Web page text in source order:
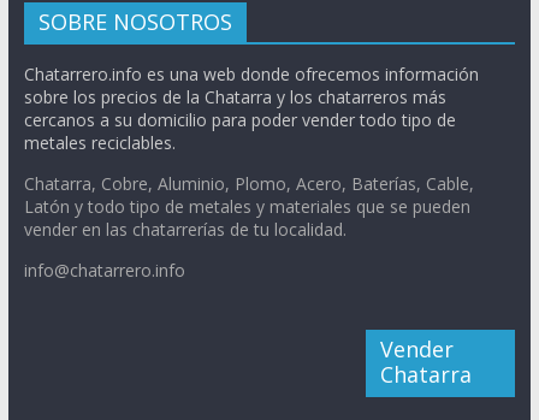
SOBRE NOSOTROS
Chatarrero.info es una web donde ofrecemos información
sobre los precios de la Chatarra y los chatarreros más
cercanos a su domicilio para poder vender todo tipo de
metales reciclables.
Chatarra, Cobre, Aluminio, Plomo, Acero, Baterías, Cable,
Latón y todo tipo de metales y materiales que se pueden
vender en las chatarrerías de tu localidad.
info@chatarrero.info
Vender
Chatarra